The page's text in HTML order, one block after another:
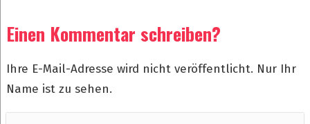
Einen Kommentar schreiben?
Ihre E-Mail-Adresse wird nicht veröffentlicht. Nur Ihr
Name ist zu sehen.